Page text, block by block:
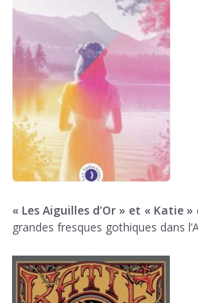
« Les Aiguilles d’Or » et « Katie
grandes fresques gothiques dans